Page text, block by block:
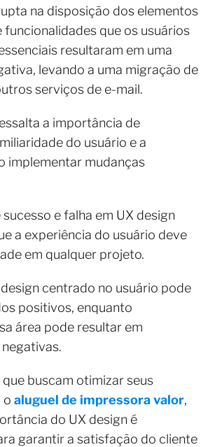
na disposição dos elementos
funcionalidades que os usuários
resultaram em uma
levando a uma migração de
serviços de e-mail.
a importância de
do usuário e a
implementar mudanças
sucesso e falha em UX design
a experiência do usuário deve
em qualquer projeto.
centrado no usuário pode
positivos, enquanto
área pode resultar em
buscam otimizar seus
o aluguel de impressora valor,
do UX design é
garantir a satisfação do cliente